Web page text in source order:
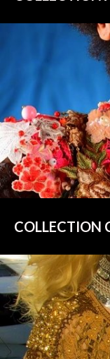
COLLECTION